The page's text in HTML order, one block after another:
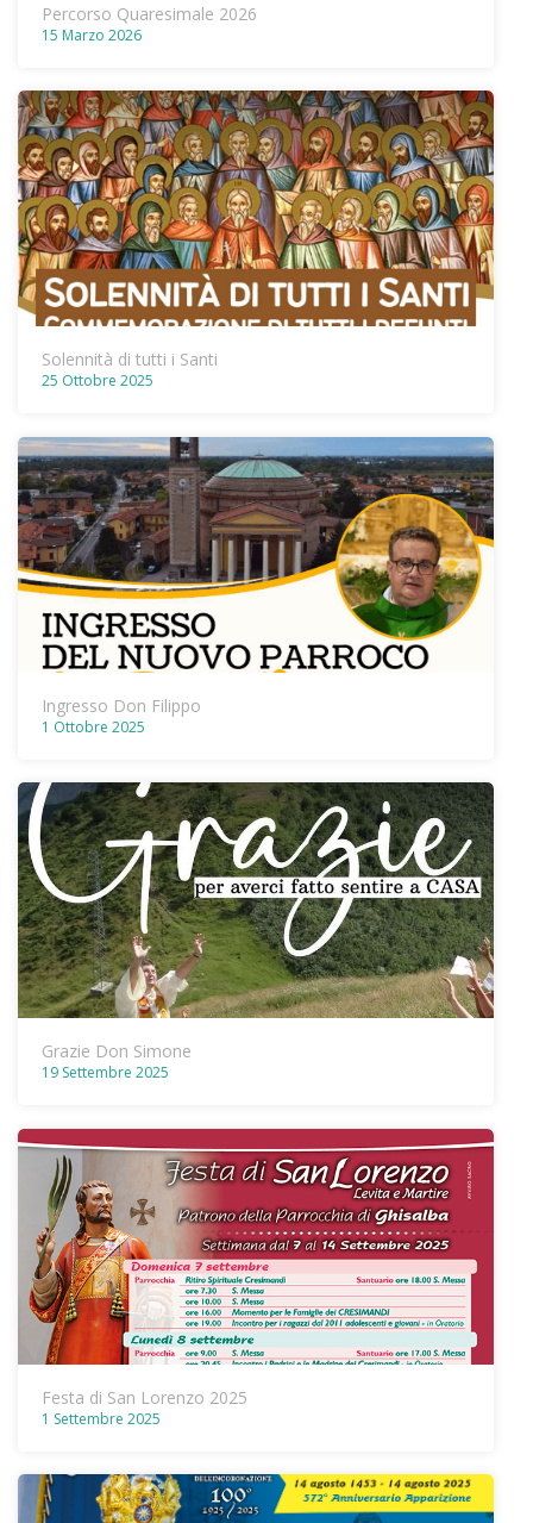
Percorso Quaresimale 2026
15 Marzo 2026
Solennità di tutti i Santi
25 Ottobre 2025
Ingresso Don Filippo
1 Ottobre 2025
Grazie Don Simone
19 Settembre 2025
Festa di San Lorenzo 2025
1 Settembre 2025